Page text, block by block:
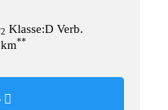
2 Klasse:D Verb.
**